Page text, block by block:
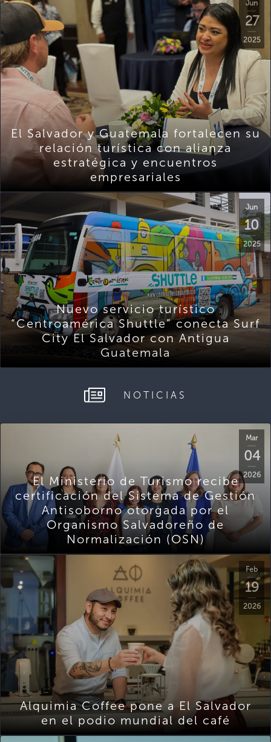
Jun
27
2025
El Salvador y Guatemala fortalecen su
relación turística con alianza
estratégica y encuentros
empresariales
Jun
10
2025
Nuevo servicio turístico
“Centroamérica Shuttle” conecta Surf
City El Salvador con Antigua
Guatemala
NOTICIAS
Mar
04
2026
El Ministerio de Turismo recibe
certificación del Sistema de Gestión
Antisoborno otorgada por el
Organismo Salvadoreño de
Normalización (OSN)
Feb
19
2026
Alquimia Coffee pone a El Salvador
en el podio mundial del café